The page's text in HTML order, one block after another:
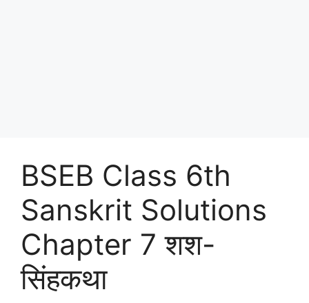
BSEB Class 6th
Sanskrit Solutions
Chapter 7 शश-
सिंहकथा